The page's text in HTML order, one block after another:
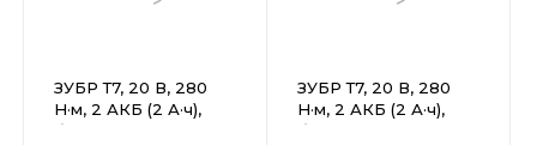
ЗУБР Т7, 20 В, 280
Н·м, 2 АКБ (2 А·ч),
бесщеточный
ЗУБР Т7, 20 В, 280
Н·м, 2 АКБ (2 А·ч),
бесщеточный